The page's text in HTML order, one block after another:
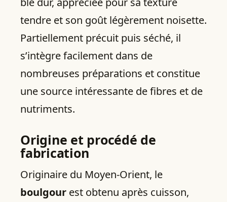
tendre et son goût légèrement noisette.
Partiellement précuit puis séché, il
s’intègre facilement dans de
nombreuses préparations et constitue
une source intéressante de fibres et de
nutriments.
Origine et procédé de
fabrication
Originaire du Moyen-Orient, le
boulgour est obtenu après cuisson,